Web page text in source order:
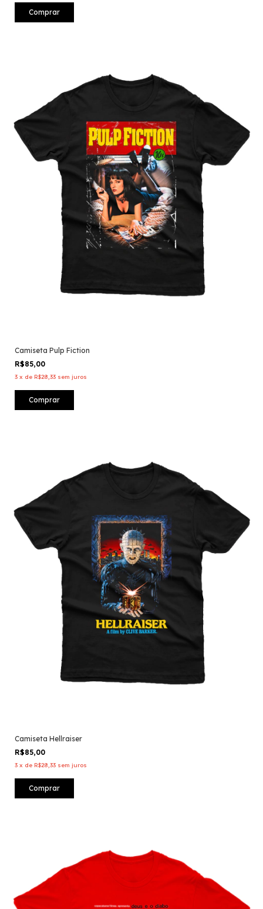
Comprar
Camiseta Pulp Fiction
R$85,00
3 x de R$28,33 sem juros
Comprar
Camiseta Hellraiser
R$85,00
3 x de R$28,33 sem juros
Comprar